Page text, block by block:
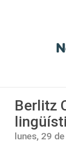
Berlitz
lunes, 29